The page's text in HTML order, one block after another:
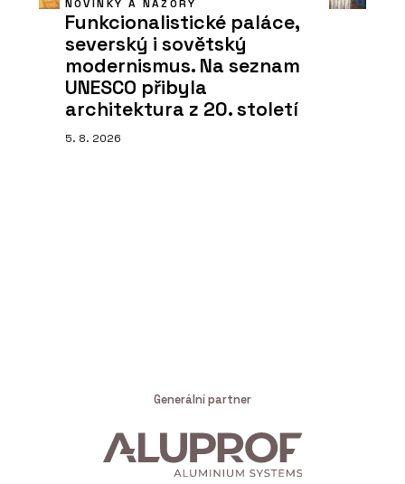
NOVINKY A NÁZORY
Funkcionalistické paláce,
severský i sovětský
modernismus. Na seznam
UNESCO přibyla
architektura z 20. století
5. 8. 2026
Generální partner